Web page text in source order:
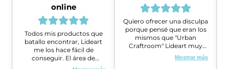
online
Todos mis productos que
batallo encontrar, Lideart
me los hace fácil de
conseguir. El área de
ventas es super amable y
Quiero ofrecer una disculpa
porque pensé que eran los
mismos que "Urban
Craftroom" Lideart muy
amables me ayudaron a
gestionar un problema que
Mostrar más